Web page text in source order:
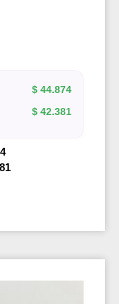
$ 44.874
$ 42.381